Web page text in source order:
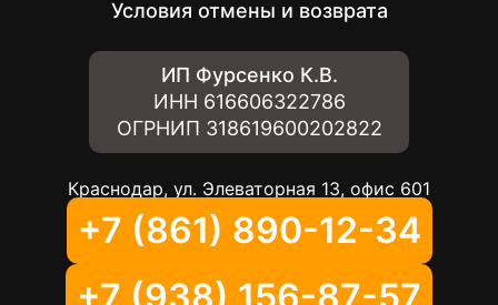
Условия отмены и возврата
ИП Фурсенко К.В.
ИНН 616606322786
ОГРНИП 318619600202822
Краснодар, ул. Элеваторная 13, офис 601
+7 (861) 890-12-34